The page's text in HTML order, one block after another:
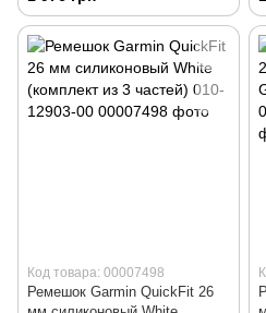
Код товара: 00007498
Ремешок Garmin QuickFit 26